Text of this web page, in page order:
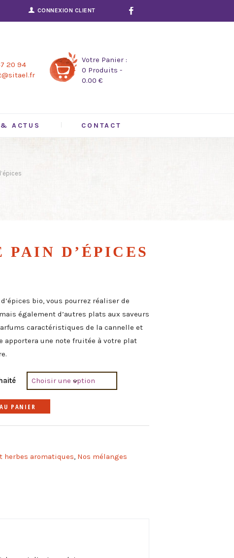
CONNEXION CLIENT
20 94
Votre Panier :
0 Produits -
0.00 €
ACTUS CONTACT
PAIN D’ÉPICES
bio, vous pourrez réaliser de
également d’autres plats aux saveurs
caractéristiques de la cannelle et
apportera une note fruitée à votre plat
PANIER
r
herbes aromatiques, Nos mélanges